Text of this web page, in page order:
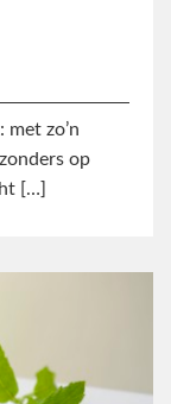
zo’n
op
[…]